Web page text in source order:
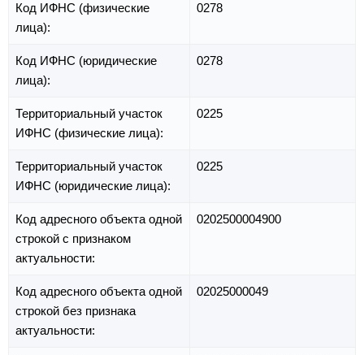
Код ИФНС (физические
лица):
0278
Код ИФНС (юридические
лица):
0278
Территориальный участок
ИФНС (физические лица):
0225
Территориальный участок
ИФНС (юридические лица):
0225
Код адресного объекта одной
строкой с признаком
актуальности:
0202500004900
Код адресного объекта одной
строкой без признака
актуальности:
02025000049